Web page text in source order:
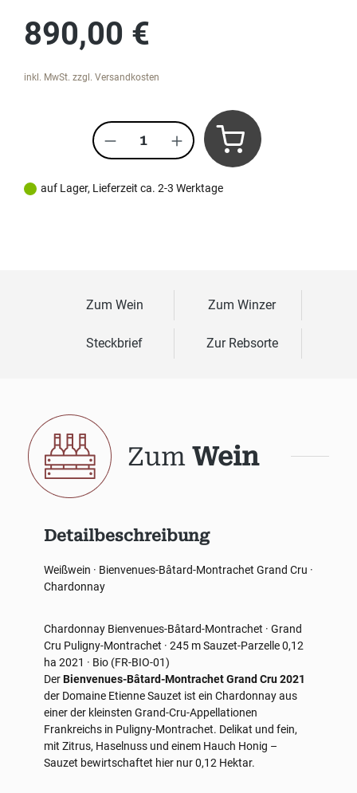
890,00 €
inkl. MwSt. zzgl. Versandkosten
Produkt Anzahl: Gib den
auf Lager, Lieferzeit ca. 2-3 Werktage
Zum Wein Zum Winzer
Steckbrief Zur Rebsorte
Zum Wein
Detailbeschreibung
Weißwein · Bienvenues-Bâtard-Montrachet Grand Cru ·
Chardonnay
Chardonnay Bienvenues-Bâtard-Montrachet · Grand
Cru Puligny-Montrachet · 245 mSauzet-Parzelle 0,12
ha 2021 · Bio (FR-BIO-01)
DerBienvenues-Bâtard-Montrachet Grand Cru 2021
der Domaine Etienne Sauzet ist ein Chardonnay aus
einer der kleinsten Grand-Cru-Appellationen
Frankreichs in Puligny-Montrachet. Delikat und fein,
mit Zitrus, Haselnuss und einem Hauch Honig –
Sauzet bewirtschaftet hier nur 0,12 Hektar.